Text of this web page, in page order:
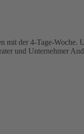
mit der 4-Tage-
und Unternehmer